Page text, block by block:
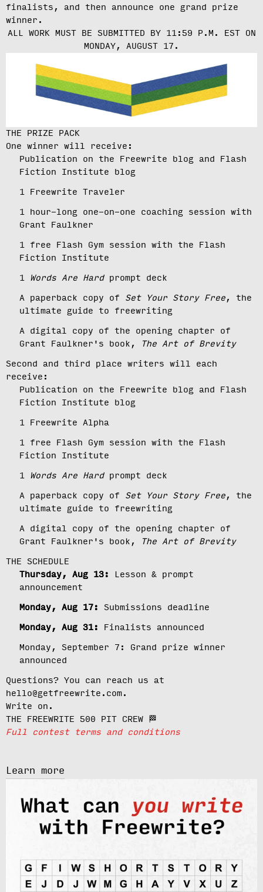
finalists, and then announce one grand prize
winner.
ALL WORK MUST BE SUBMITTED BY 11:59 P.M. EST ON
MONDAY, AUGUST 17.
THE PRIZE PACK
One winner will receive:
Publication on the Freewrite blog and Flash
Fiction Institute blog
1 Freewrite Traveler
1 hour-long one-on-one coaching session with
Grant Faulkner
1 free Flash Gym session with the Flash
Fiction Institute
1 Words Are Hardprompt deck
A paperback copy of Set Your Story Free , the
ultimate guide to freewriting
A digital copy of the opening chapter of
Grant Faulkner's book,
The Art of Brevity
Second and third place writers will each
receive:
Publication on the Freewrite blog and Flash
Fiction Institute blog
1 Freewrite Alpha
1 free Flash Gym session with the Flash
Fiction Institute
1 Words Are Hardprompt deck
A paperback copy of Set Your Story Free , the
ultimate guide to freewriting
A digital copy of the opening chapter of
Grant Faulkner's book,
The Art of Brevity
THE SCHEDULE
Thursday, Aug 13:
Lesson & prompt
announcement
Monday, Aug 17: Submissions deadline
Monday, Aug 31: Finalists announced
Monday, September 7:
Grand prize winner
announced
Questions? You can reach us at
hello@getfreewrite.com.
Write on.
THE FREEWRITE 500 PIT CREW 🏁
Full contest terms and conditions
Learn more